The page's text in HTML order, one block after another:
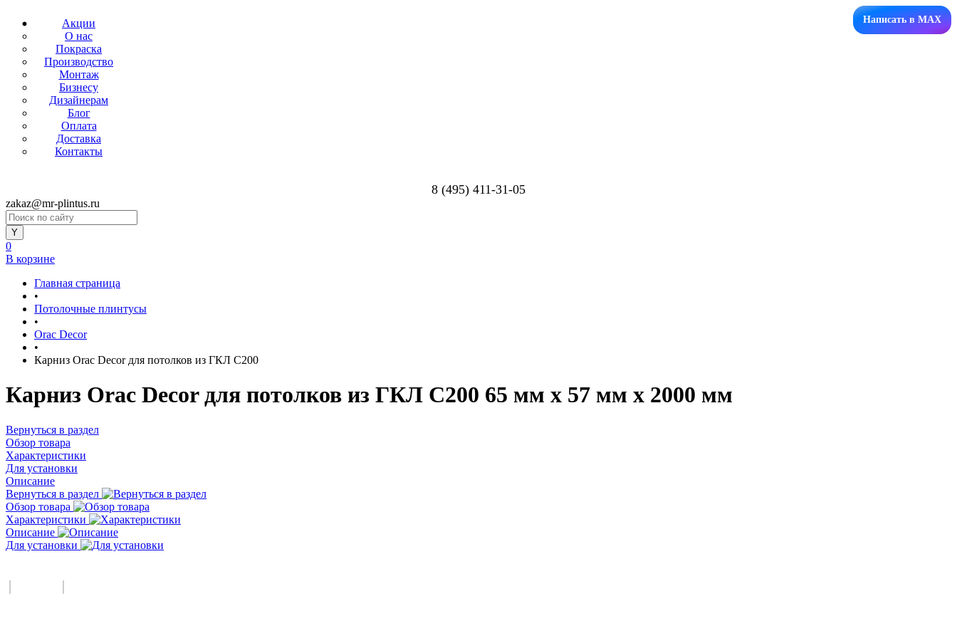
Акции
О нас
Покраска
Производство
Монтаж
Бизнесу
Дизайнерам
Блог
Оплата
Доставка
Контакты
Написать в MAX
8 (495) 411-31-05
zakaz@mr-plintus.ru
0
В корзине
Главная страница
•
Потолочные плинтусы
•
Orac Decor
•
Карниз Orac Decor для потолков из ГКЛ C200
Карниз Orac Decor для потолков из ГКЛ C200 65 мм х 57 мм х 2000 мм
Вернуться в раздел
Обзор товара
Характеристики
Для установки
Описание
Вернуться в раздел
Обзор товара
Характеристики
Описание
Для установки